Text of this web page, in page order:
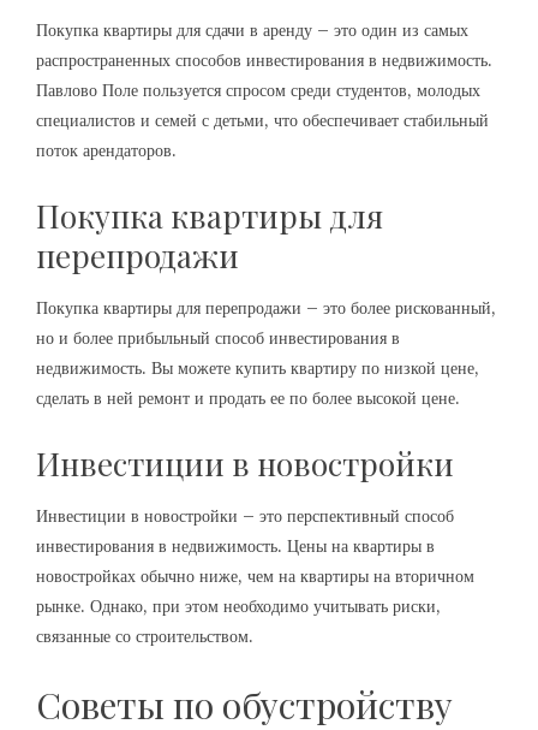
Покупка квартиры для сдачи в аренду – это один из самых
распространенных способов инвестирования в недвижимость.
Павлово Поле пользуется спросом среди студентов, молодых
специалистов и семей с детьми, что обеспечивает стабильный
поток арендаторов.
Покупка квартиры для
перепродажи
Покупка квартиры для перепродажи – это более рискованный,
но и более прибыльный способ инвестирования в
недвижимость. Вы можете купить квартиру по низкой цене,
сделать в ней ремонт и продать ее по более высокой цене.
Инвестиции в новостройки
Инвестиции в новостройки – это перспективный способ
инвестирования в недвижимость. Цены на квартиры в
новостройках обычно ниже, чем на квартиры на вторичном
рынке. Однако, при этом необходимо учитывать риски,
связанные со строительством.
Советы по обустройству